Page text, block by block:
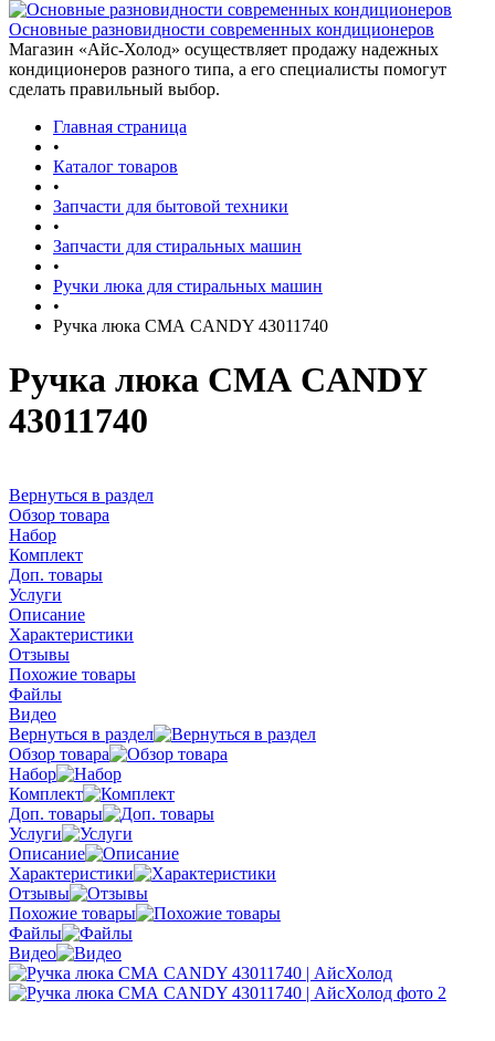
Основные разновидности современных кондиционеров
Магазин «Айс-Холод» осуществляет продажу надежных
кондиционеров разного типа, а его специалисты помогут
сделать правильный выбор.
Главная страница
•
Каталог товаров
•
Запчасти для бытовой техники
•
Запчасти для стиральных машин
•
Ручки люка для стиральных машин
•
Ручка люка СМА CANDY 43011740
Ручка люка СМА CANDY
43011740
Вернуться в раздел
Обзор товара
Набор
Комплект
Доп. товары
Услуги
Описание
Характеристики
Отзывы
Похожие товары
Файлы
Видео
Вернуться в раздел
Обзор товара
Набор
Комплект
Доп. товары
Услуги
Описание
Характеристики
Отзывы
Похожие товары
Файлы
Видео